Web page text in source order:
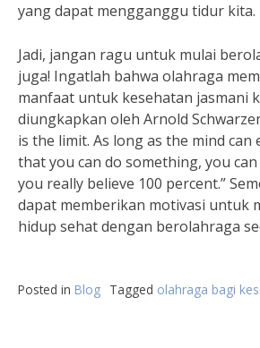
yang dapat mengganggu tidur kita.
Jadi, jangan ragu untuk mulai
juga! Ingatlah bahwa olahraga
manfaat untuk kesehatan jasmani
diungkapkan oleh Arnold
is the limit. As long as the mind can
that you can do something, you
you really believe 100 percent.”
dapat memberikan motivasi untuk
hidup sehat dengan berolahraga
Posted in Blog Tagged olahraga bagi